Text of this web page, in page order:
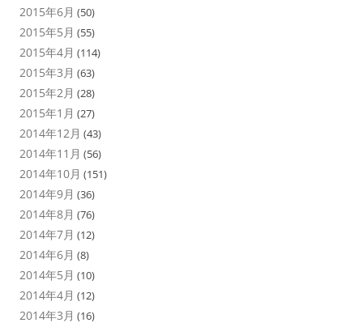
2015年6月 (50)
2015年5月 (55)
2015年4月 (114)
2015年3月 (63)
2015年2月 (28)
2015年1月 (27)
2014年12月 (43)
2014年11月 (56)
2014年10月 (151)
2014年9月 (36)
2014年8月 (76)
2014年7月 (12)
2014年6月 (8)
2014年5月 (10)
2014年4月 (12)
2014年3月 (16)